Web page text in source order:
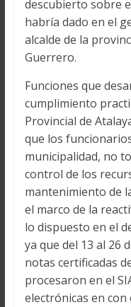
descubierto sobre
habría dado en el
alcalde de la
Guerrero.
Funciones que
cumplimiento
Provincial de
que los
municipalidad, no
control de los
mantenimiento de
el marco de la
lo dispuesto en el
ya que del 13 al 26
notas certificadas
procesaron en el
electrónicas en con